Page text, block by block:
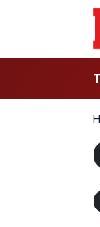
Tokat
Türkiye
Nöbetçi
Hava
Tokat
Trafik